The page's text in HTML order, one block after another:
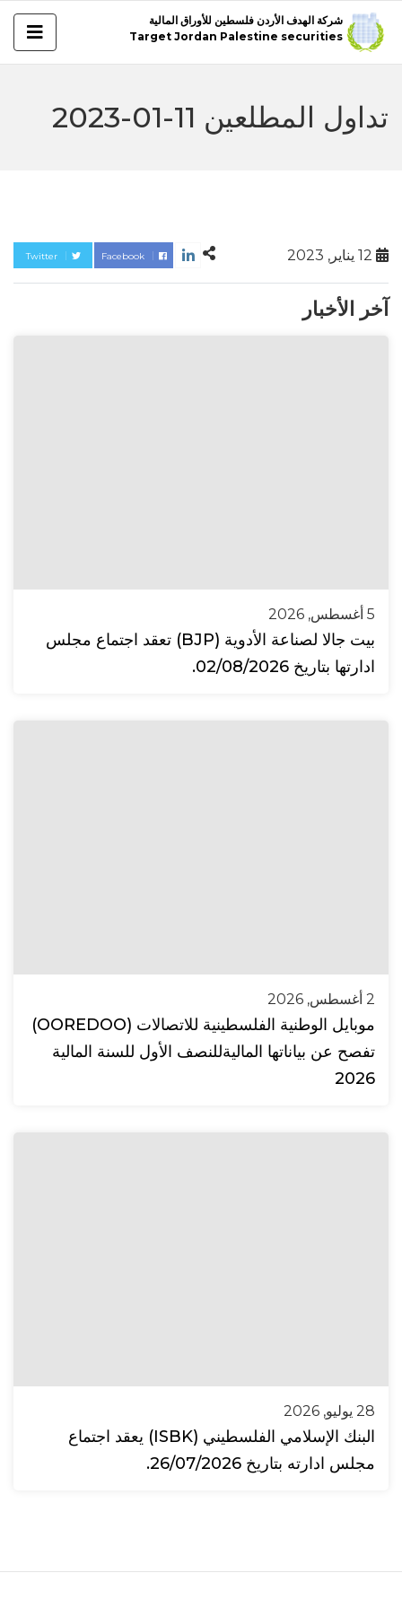
شركة الهدف الأردن فلسطين للأوراق المالية
Target Jordan Palestine securities
تداول المطلعين 11-01-2023
Twitter Facebook
آخر الأخبار
5 أغسطس, 2026
بيت جالا لصناعة الأدوية (BJP) تعقد اجتماع مجلس
ادارتها بتاريخ 02/08/2026.
2 أغسطس, 2026
موبايل الوطنية الفلسطينية للاتصالات (OOREDOO)
تفصح عن بياناتها الماليةللنصف الأول للسنة المالية
2026
28 يوليو, 2026
البنك الإسلامي الفلسطيني (ISBK) يعقد اجتماع
مجلس ادارته بتاريخ 26/07/2026.